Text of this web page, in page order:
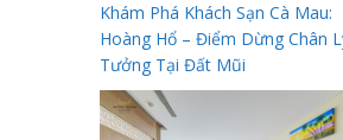
Khám Phá Khách Sạn Cà Mau:
Hoàng Hổ – Điểm Dừng Chân
Tưởng Tại Đất Mũi